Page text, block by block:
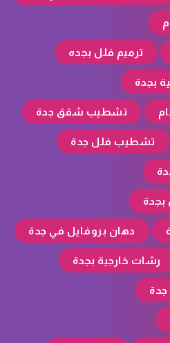
ترميم فلل بجده
بجدة
تشطيب شقق جدة
تشطيب فلل جدة
دهان بروفايل في جدة
رشات خارجية بجدة